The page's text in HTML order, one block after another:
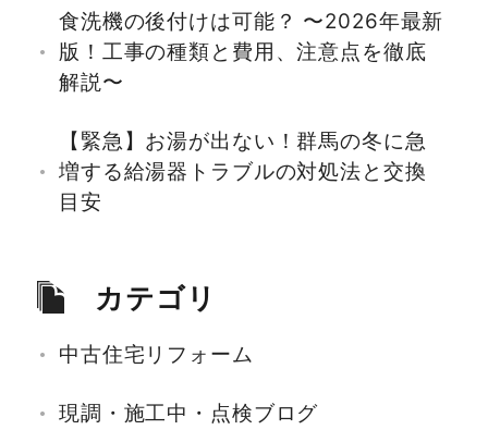
食洗機の後付けは可能？ 〜2026年最新
版！工事の種類と費用、注意点を徹底
解説〜
【緊急】お湯が出ない！群馬の冬に急
増する給湯器トラブルの対処法と交換
目安
カテゴリ
中古住宅リフォーム
現調・施工中・点検ブログ